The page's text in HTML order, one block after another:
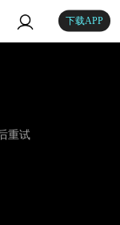
下载APP
重试